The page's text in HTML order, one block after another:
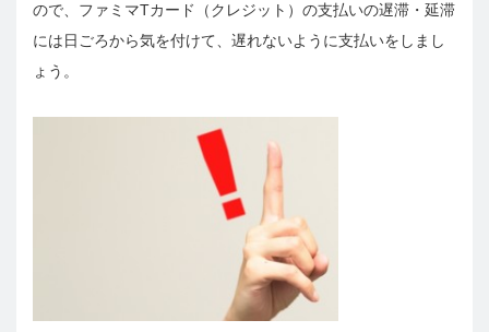
ので、ファミマTカード（クレジット）の支払いの遅滞・延滞
には日ごろから気を付けて、遅れないように支払いをしまし
ょう。